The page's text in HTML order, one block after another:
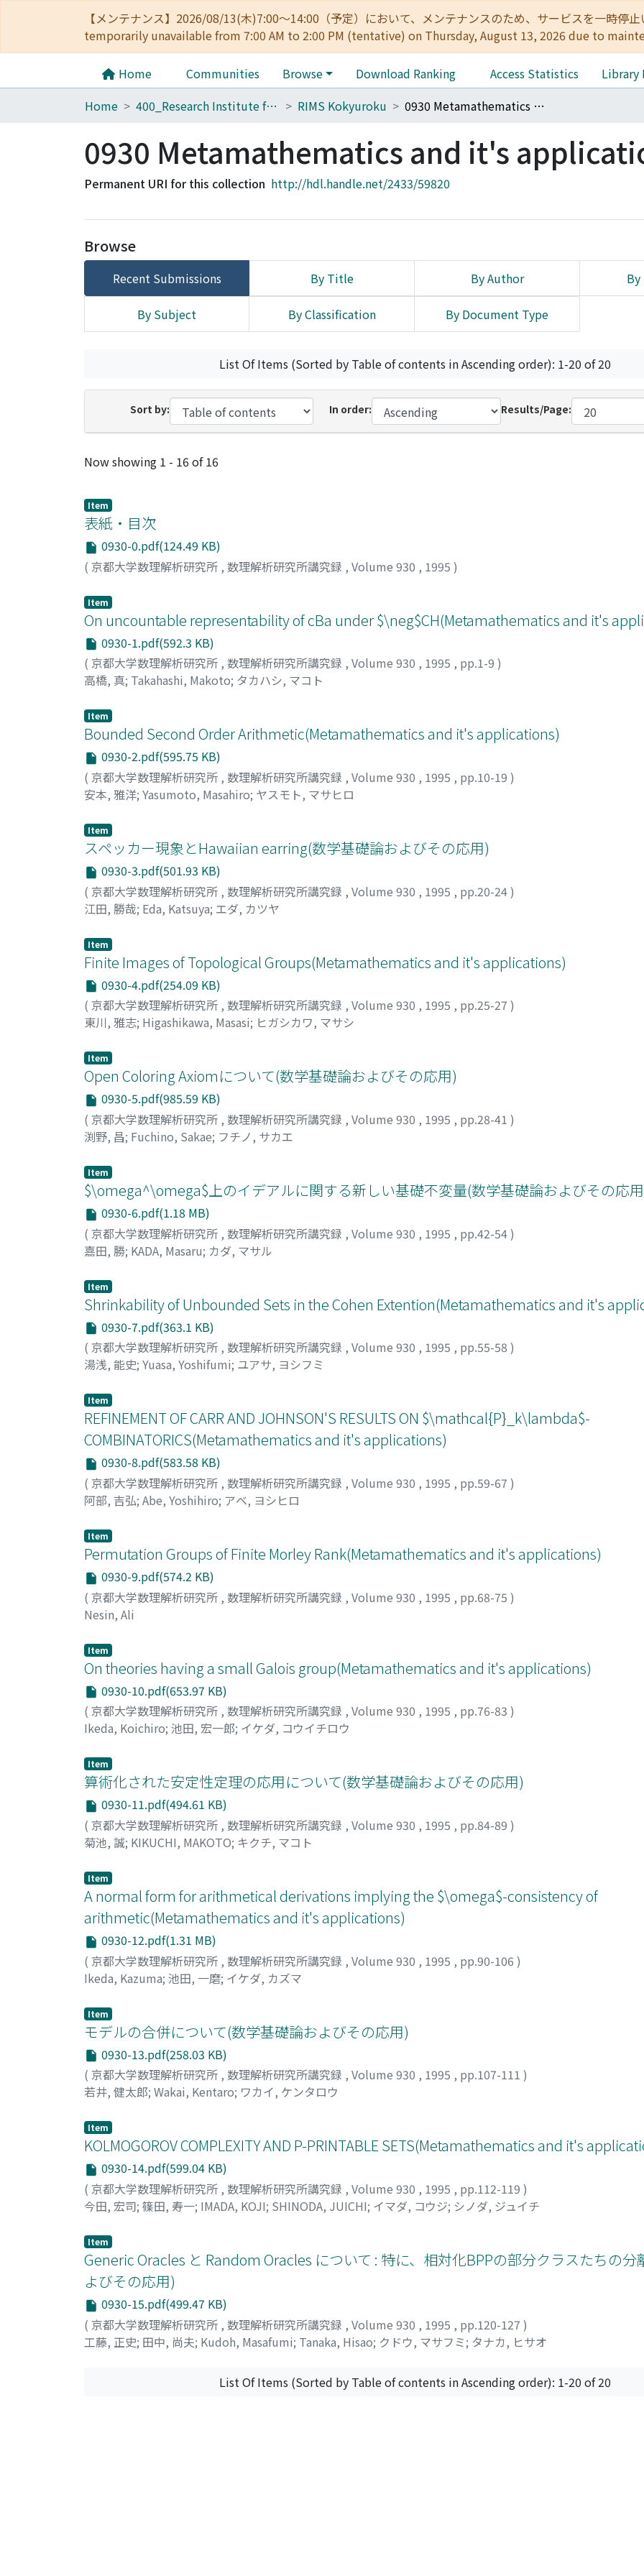
【メンテナンス】2026/08/13(木)7:00～14:00（予定）において、メンテナンスのため、サービスを一時
temporarily unavailable from 7:00 AM to 2:00 PM (tentative) on Thursday, August 13, 2026 due to
Home Communities Browse Download Ranking Access Statistics
Library
Home
400_Research Institute for Mathematical Sciences RIMS Kokyuroku 0930 Metamathematics and it's applications
0930 Metamathematics and it's
Permanent URI for this collection http://hdl.handle.net/2433/59820
Browse
Recent Submissions By Title By Author By
By Subject By Classification By Document Type
List Of Items (Sorted by Table of contents in Ascending order): 1-20 of 20
Sort by: In order: Results/Page:
Recent Submissions
Now showing 1 - 16 of 16
Item
表紙・目次
0930-0.pdf(124.49 KB)
( 京都大学数理解析研究所 , 数理解析研究所講究録 , Volume 930 , 1995 )
Item
On uncountable representability of cBa under $\neg$CH(Metamathematics and it's
0930-1.pdf(592.3 KB)
( 京都大学数理解析研究所 , 数理解析研究所講究録 , Volume 930 , 1995 , pp.1-9 )
高橋, 真; Takahashi, Makoto; タカハシ, マコト
Item
Bounded Second Order Arithmetic(Metamathematics and it's applications)
0930-2.pdf(595.75 KB)
( 京都大学数理解析研究所 , 数理解析研究所講究録 , Volume 930 , 1995 , pp.10-19 )
安本, 雅洋; Yasumoto, Masahiro; ヤスモト, マサヒロ
Item
スペッカー現象とHawaiian earring(数学基礎論およびその応用)
0930-3.pdf(501.93 KB)
( 京都大学数理解析研究所 , 数理解析研究所講究録 , Volume 930 , 1995 , pp.20-24)
江田, 勝哉; Eda, Katsuya; エダ, カツヤ
Item
Finite Images of Topological Groups(Metamathematics and it's applications)
0930-4.pdf(254.09 KB)
( 京都大学数理解析研究所 , 数理解析研究所講究録 , Volume 930 , 1995 , pp.25-27 )
東川, 雅志; Higashikawa, Masasi; ヒガシカワ, マサシ
Item
Open Coloring Axiomについて(数学基礎論およびその応用)
0930-5.pdf(985.59 KB)
( 京都大学数理解析研究所 , 数理解析研究所講究録 , Volume 930 , 1995 , pp.28-41 )
渕野, 昌; Fuchino, Sakae; フチノ, サカエ
Item
$\omega^\omega$上のイデアルに関する新しい基礎不変量(数学基礎論およびその応
0930-6.pdf(1.18 MB)
( 京都大学数理解析研究所 , 数理解析研究所講究録 , Volume 930 , 1995 , pp.42-54)
嘉田, 勝; KADA, Masaru; カダ, マサル
Item
Shrinkability of Unbounded Sets in the Cohen Extention(Metamathematics and it's
0930-7.pdf(363.1 KB)
( 京都大学数理解析研究所 , 数理解析研究所講究録 , Volume 930 , 1995 , pp.55-58 )
湯浅, 能史; Yuasa, Yoshifumi; ユアサ, ヨシフミ
Item
REFINEMENT OF CARR AND JOHNSON'S RESULTS ON $\mathcal{P}_k\lambda$-
COMBINATORICS(Metamathematics and it's applications)
0930-8.pdf(583.58 KB)
( 京都大学数理解析研究所 , 数理解析研究所講究録 , Volume 930 , 1995 , pp.59-67 )
阿部, 吉弘; Abe, Yoshihiro; アベ, ヨシヒロ
Item
Permutation Groups of Finite Morley Rank(Metamathematics and it's applications)
0930-9.pdf(574.2 KB)
( 京都大学数理解析研究所 , 数理解析研究所講究録 , Volume 930 , 1995 , pp.68-75 )
Nesin, Ali
Item
On theories having a small Galois group(Metamathematics and it's applications)
0930-10.pdf(653.97 KB)
( 京都大学数理解析研究所 , 数理解析研究所講究録 , Volume 930 , 1995 , pp.76-83 )
Ikeda, Koichiro; 池田, 宏一郎; イケダ, コウイチロウ
Item
算術化された安定性定理の応用について(数学基礎論およびその応用)
0930-11.pdf(494.61 KB)
( 京都大学数理解析研究所 , 数理解析研究所講究録 , Volume 930 , 1995 , pp.84-89 )
菊池, 誠; KIKUCHI, MAKOTO; キクチ, マコト
Item
A normal form for arithmetical derivations implying the $\omega$-consistency of
arithmetic(Metamathematics and it's applications)
0930-12.pdf(1.31 MB)
( 京都大学数理解析研究所 , 数理解析研究所講究録 , Volume 930 , 1995 , pp.90-106 )
Ikeda, Kazuma; 池田, 一磨; イケダ, カズマ
Item
モデルの合併について(数学基礎論およびその応用)
0930-13.pdf(258.03 KB)
( 京都大学数理解析研究所 , 数理解析研究所講究録 , Volume 930 , 1995 , pp.107-111 )
若井, 健太郎; Wakai, Kentaro; ワカイ, ケンタロウ
Item
KOLMOGOROV COMPLEXITY AND P-PRINTABLE SETS(Metamathematics and it's
0930-14.pdf(599.04 KB)
( 京都大学数理解析研究所 , 数理解析研究所講究録 , Volume 930 , 1995 , pp.112-119 )
今田, 宏司; 篠田, 寿一; IMADA, KOJI; SHINODA, JUICHI; イマダ, コウジ; シノダ, ジュイチ
Item
Generic Oracles と Random Oracles について : 特に、相対化BPPの部分クラスたちの
よびその応用)
0930-15.pdf(499.47 KB)
( 京都大学数理解析研究所 , 数理解析研究所講究録 , Volume 930 , 1995 , pp.120-127 )
工藤, 正史; 田中, 尚夫; Kudoh, Masafumi; Tanaka, Hisao; クドウ, マサフミ; タナカ, ヒサオ
List Of Items (Sorted by Table of contents in Ascending order): 1-20 of 20